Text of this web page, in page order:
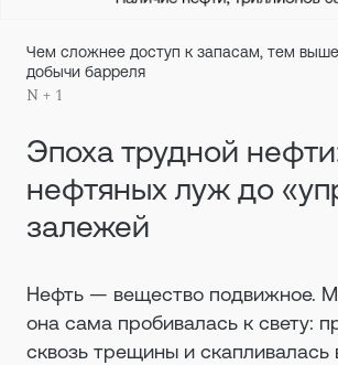
Чем сложнее доступ к запасам, тем
добычи барреля
N + 1
Эпоха трудной
нефтяных луж до
залежей
Нефть — вещество подвижное.
она сама пробивалась к свету:
сквозь трещины и скапливалась